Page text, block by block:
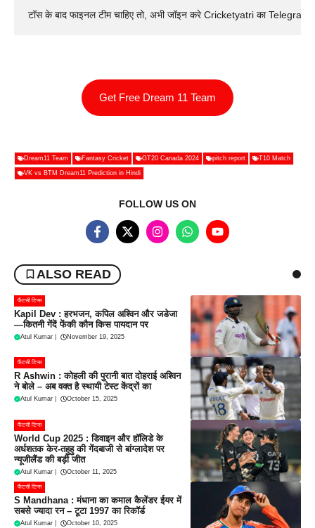
टॉस के बाद फाइनल टीम चाहिए तो, अभी जॉइन करे Cricketyatri का
Get Free Dream 11 Team
Dream11 Team Fantasy Cricket GT20 Canada 2024 pitch report T10 Match
VK vs BTM Dream11 Prediction in Hindi
FOLLOW US ON
ALSO READ
फैंटसी टिप्स
Kapil Dev : हरभजन, कपिल अश्विन और जडेजा
—कितनी गेंदें फेंकी कौन किस पायदान पर
Atul Kumar November 19, 2025
फैंटसी टिप्स
R Ashwin : कोहली की पुरानी बात दोहराई अश्विन
ने बोले – अब वक्त है स्थायी टेस्ट केंद्रों का
Atul Kumar October 15, 2025
फैंटसी टिप्स
World Cup 2025 : डिवाइन और हॉलिडे के
अर्धशतक केर-तहुहु की गेंदबाजी से बांग्लादेश पर
न्यूजीलैंड की बड़ी जीत
Atul Kumar October 11, 2025
फैंटसी टिप्स
S Mandhana : मंधाना का कमाल कैलेंडर ईयर में
सबसे ज्यादा रन – टूटा 1997 का रिकॉर्ड
Atul Kumar October 10, 2025